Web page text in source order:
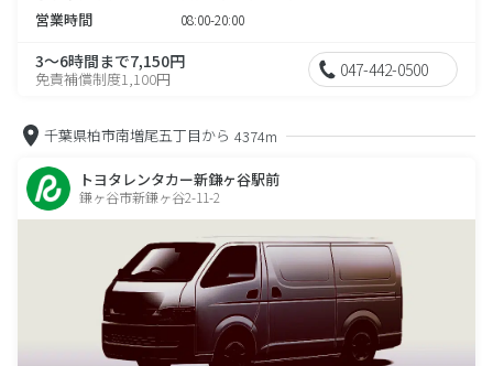
営業時間 08:00-20:00
3～6時間まで7,150円
免責補償制度1,100円 047-442-0500
千葉県柏市南増尾五丁目から 4374m
トヨタレンタカー新鎌ヶ谷駅前
鎌ヶ谷市新鎌ヶ谷2-11-2